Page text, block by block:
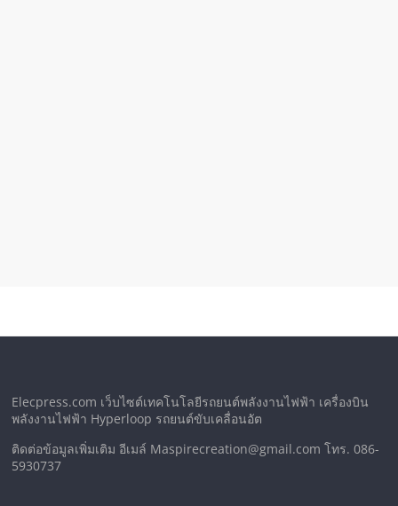
Elecpress.com เว็บไซต์เทคโนโลยีรถยนต์พลังงานไฟฟ้า เครื่องบิน
พลังงานไฟฟ้า Hyperloop รถยนต์ขับเคลื่อนอัต
ติดต่อข้อมูลเพิ่มเติม อีเมล์ Maspirecreation@gmail.com โทร. 086-
5930737